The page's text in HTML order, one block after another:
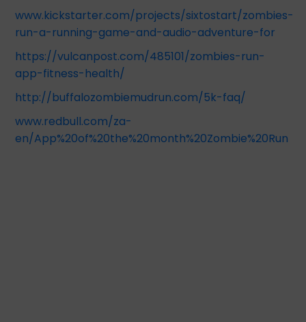
www.kickstarter.com/projects/sixtostart/zombies-
run-a-running-game-and-audio-adventure-for
https://vulcanpost.com/485101/zombies-run-
app-fitness-health/
http://buffalozombiemudrun.com/5k-faq/
www.redbull.com/za-
en/App%20of%20the%20month%20Zombie%20Run